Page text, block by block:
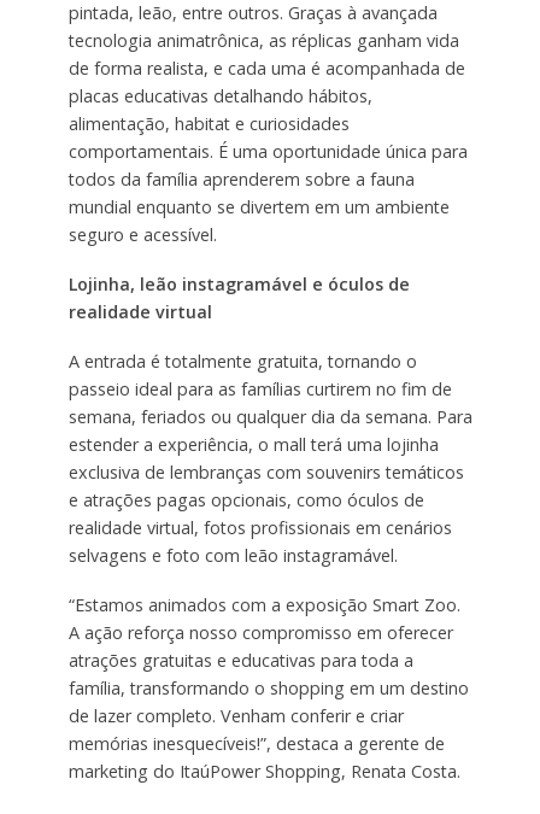
pintada, leão, entre outros. Graças à avançada
tecnologia animatrônica, as réplicas ganham vida
de forma realista, e cada uma é acompanhada de
placas educativas detalhando hábitos,
alimentação, habitat e curiosidades
comportamentais. É uma oportunidade única para
todos da família aprenderem sobre a fauna
mundial enquanto se divertem em um ambiente
seguro e acessível.
Lojinha, leão instagramável e óculos de
realidade virtual
A entrada é totalmente gratuita, tornando o
passeio ideal para as famílias curtirem no fim de
semana, feriados ou qualquer dia da semana. Para
estender a experiência, o mall terá uma lojinha
exclusiva de lembranças com souvenirs temáticos
e atrações pagas opcionais, como óculos de
realidade virtual, fotos profissionais em cenários
selvagens e foto com leão instagramável.
“Estamos animados com a exposição Smart Zoo.
A ação reforça nosso compromisso em oferecer
atrações gratuitas e educativas para toda a
família, transformando o shopping em um destino
de lazer completo. Venham conferir e criar
memórias inesquecíveis!”, destaca a gerente de
marketing do ItaúPower Shopping, Renata Costa.